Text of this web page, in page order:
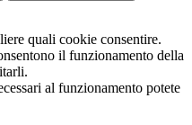
quali cookie consentire.
il funzionamento della
al funzionamento potete